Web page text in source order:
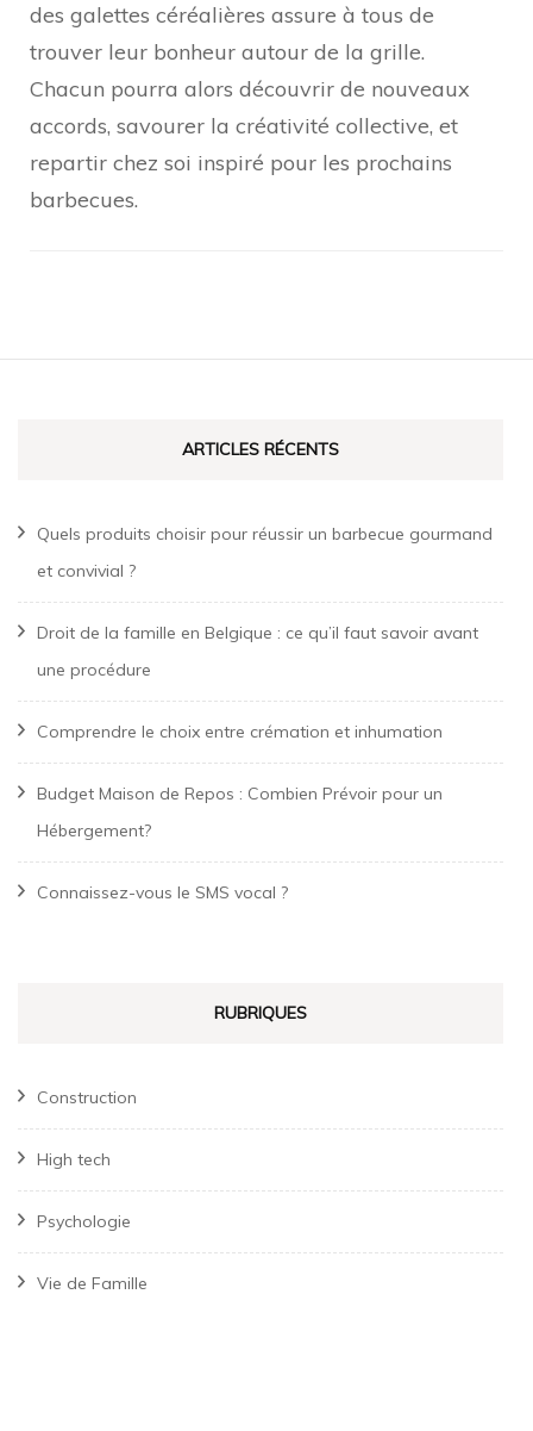
des galettes céréalières assure à tous de
trouver leur bonheur autour de la grille.
Chacun pourra alors découvrir de nouveaux
accords, savourer la créativité collective, et
repartir chez soi inspiré pour les prochains
barbecues.
d'article
ARTICLES RÉCENTS
Quels produits choisir pour réussir un barbecue gourmand
et convivial ?
Droit de la famille en Belgique : ce qu’il faut savoir avant
une procédure
Comprendre le choix entre crémation et inhumation
Budget Maison de Repos : Combien Prévoir pour un
Hébergement?
Connaissez-vous le SMS vocal ?
RUBRIQUES
Construction
High tech
Psychologie
Vie de Famille